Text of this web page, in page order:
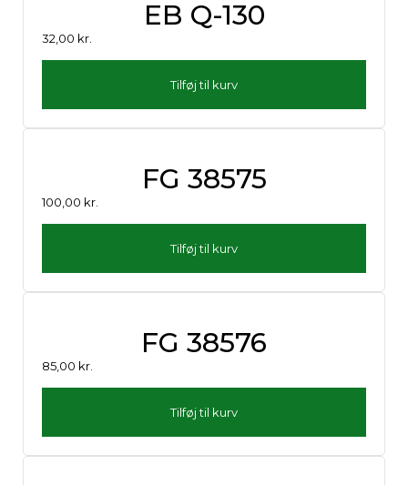
EB Q-130
32,00 kr.
Tilføj til kurv
FG 38575
100,00 kr.
Tilføj til kurv
FG 38576
85,00 kr.
Tilføj til kurv